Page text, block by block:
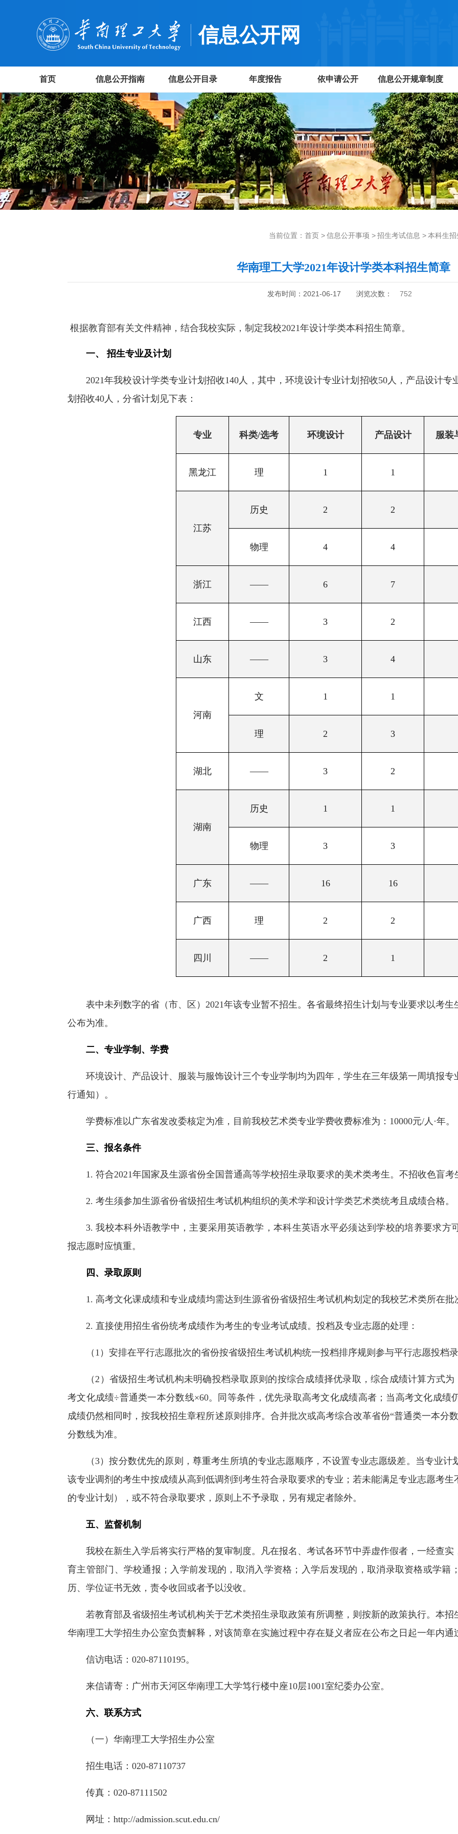
信息公开网
首页 信息公开指南 信息公开目录 年度报告 依申请公开 信息公开规章制度
当前位置： 首页 > 信息公开事项 > 招生考试信息 > 本科生招
华南理工大学2021年设计学类本科招生简章
发布时间：2021-06-17 浏览次数： 752
根据教育部有关文件精神，结合我校实际，制定我校2021年设计学类本科招生简章。
一、 招生专业及计划
2021年我校设计学类专业计划招收140人，其中，环境设计专业计划招收50人，产品设计
划招收40人，分省计划见下表：
专业 科类/选考 环境设计 产品设计 服装
黑龙江 理 1 1
江苏
历史 2 2
物理 4 4
浙江 —— 6 7
江西 —— 3 2
山东 —— 3 4
河南
文 1 1
理 2 3
湖北 —— 3 2
湖南
历史 1 1
物理 3 3
广东 —— 16 16
广西 理 2 2
四川 —— 2 1
表中未列数字的省（市、区）2021年该专业暂不招生。各省最终招生计划与专业要求以考
公布为准。
二、专业学制、学费
环境设计、产品设计、服装与服饰设计三个专业学制均为四年，学生在三年级第一周填报
行通知）。
学费标准以广东省发改委核定为准，目前我校艺术类专业学费收费标准为：10000元/人·年。
三、报名条件
1. 符合2021年国家及生源省份全国普通高等学校招生录取要求的美术类考生。不招收色盲考
2. 考生须参加生源省份省级招生考试机构组织的美术学和设计学类艺术类统考且成绩合格。
3. 我校本科外语教学中，主要采用英语教学，本科生英语水平必须达到学校的培养要求方
报志愿时应慎重。
四、录取原则
1. 高考文化课成绩和专业成绩均需达到生源省份省级招生考试机构划定的我校艺术类所在批
2. 直接使用招生省份统考成绩作为考生的专业考试成绩。投档及专业志愿的处理：
（1）安排在平行志愿批次的省份按省级招生考试机构统一投档排序规则参与平行志愿投档录
（2）省级招生考试机构未明确投档录取原则的按综合成绩择优录取，综合成绩计算方式
考文化成绩÷普通类一本分数线×60。同等条件，优先录取高考文化成绩高者；当高考文化成绩
成绩仍然相同时，按我校招生章程所述原则排序。合并批次或高考综合改革省份“普通类一本分
分数线为准。
（3）按分数优先的原则，尊重考生所填的专业志愿顺序，不设置专业志愿级差。当专业
该专业调剂的考生中按成绩从高到低调剂到考生符合录取要求的专业；若未能满足专业志愿考
的专业计划），或不符合录取要求，原则上不予录取，另有规定者除外。
五、监督机制
我校在新生入学后将实行严格的复审制度。凡在报名、考试各环节中弄虚作假者，一经查
育主管部门、学校通报；入学前发现的，取消入学资格；入学后发现的，取消录取资格或学籍
历、学位证书无效，责令收回或者予以没收。
若教育部及省级招生考试机构关于艺术类招生录取政策有所调整，则按新的政策执行。本
华南理工大学招生办公室负责解释，对该简章在实施过程中存在疑义者应在公布之日起一年内通
信访电话：020-87110195。
来信请寄：广州市天河区华南理工大学笃行楼中座10层1001室纪委办公室。
六、联系方式
（一）华南理工大学招生办公室
招生电话：020-87110737
传真：020-87111502
网址：http://admission.scut.edu.cn/